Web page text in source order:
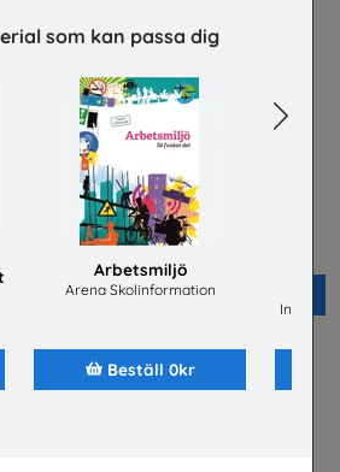
som kan passa dig
Arbetsmiljö
Arena Skolinformation
Beställ 0kr
Next
Flygteknikutbildning på
gymnasieskolan
Beställ 0kr